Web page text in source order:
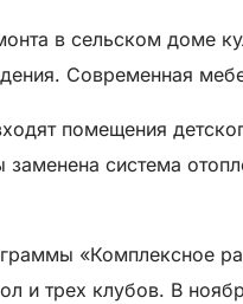
в сельском доме
Современная
помещения
заменена система
«Комплексное
и трех клубов. В